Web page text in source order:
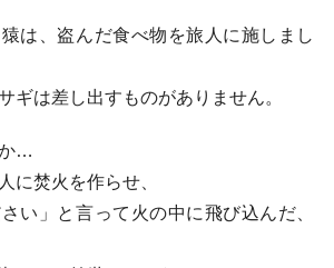
は、盗んだ食べ物を旅人に施しまし
ギは差し出すものがありません。
…
に焚火を作らせ、
い」と言って火の中に飛び込んだ、